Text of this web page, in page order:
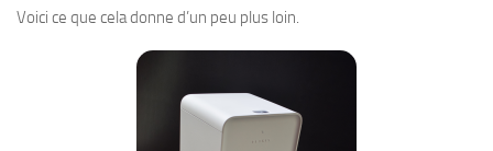
Voici ce que cela donne d’un peu plus loin.